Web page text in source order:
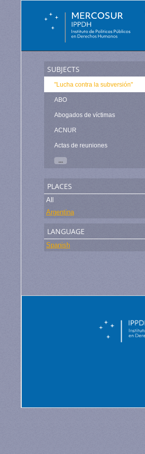
subjects
"Lucha contra la subversión"
ABO
Abogados de víctimas
ACNUR
Actas de reuniones
...
places
All
Argentina
language
Spanish